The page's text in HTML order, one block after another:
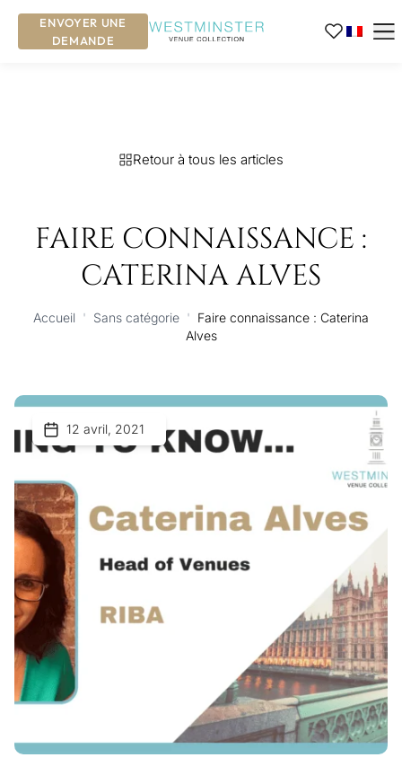
ENVOYER UNE
DEMANDE
Retour à tous les articles
FAIRE CONNAISSANCE :
CATERINA ALVES
Accueil ' Sans catégorie ' Faire connaissance : Caterina
Alves
12 avril, 2021